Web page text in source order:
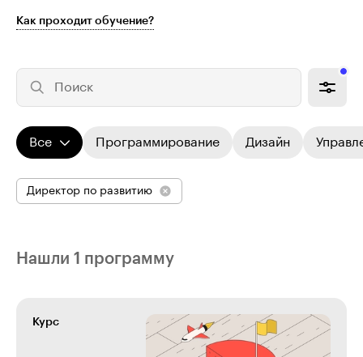
Как проходит обучение?
Поиск
Все Программирование Дизайн
Директор по развитию
Нашли 1 программу
Курс